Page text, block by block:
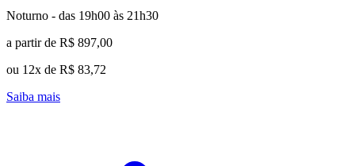
Noturno - das 19h00 às 21h30
a partir de R$ 897,00
ou 12x de R$ 83,72
Saiba mais